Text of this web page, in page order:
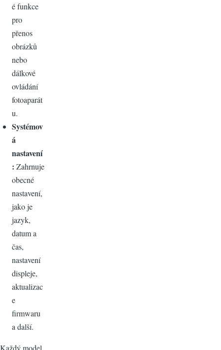
é funkce
pro
přenos
obrázků
nebo
dálkové
ovládání
fotoaparát
u.
Systémov
á
nastavení
: Zahrnuje
obecné
nastavení,
jako je
jazyk,
datum a
čas,
nastavení
displeje,
aktualizac
e
firmwaru
a další.
Každý model